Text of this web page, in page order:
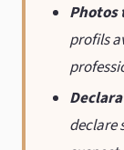
Photos
profils
declare